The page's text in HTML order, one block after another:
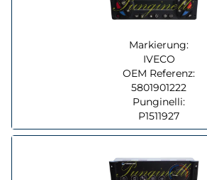
Markierung:
IVECO
OEM Referenz:
5801901222
Punginelli:
P1511927